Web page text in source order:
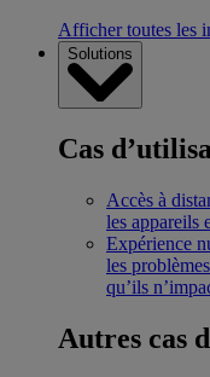
Afficher toutes les
Solutions
Cas
Accès à
les appareils
Expérience
les
qu’ils
Autres cas